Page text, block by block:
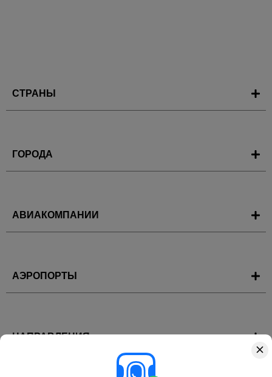
СТРАНЫ
ГОРОДА
АВИАКОМПАНИИ
АЭРОПОРТЫ
НАПРАВЛЕНИЯ